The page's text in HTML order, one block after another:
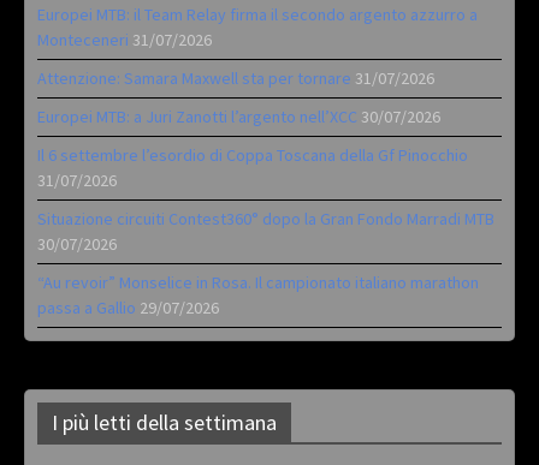
Europei MTB: il Team Relay firma il secondo argento azzurro a
Monteceneri 31/07/2026
Attenzione: Samara Maxwell sta per tornare 31/07/2026
Europei MTB: a Juri Zanotti l’argento nell’XCC 30/07/2026
Il 6 settembre l’esordio di Coppa Toscana della Gf Pinocchio
31/07/2026
Situazione circuiti Contest360° dopo la Gran Fondo Marradi MTB
30/07/2026
“Au revoir” Monselice in Rosa. Il campionato italiano marathon
passa a Gallio 29/07/2026
I più letti della settimana